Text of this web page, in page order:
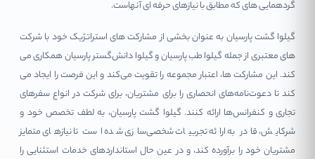
گردهمایی های که مطابق با نیازهای حرفه ای آنهاست.
گیلوا گشت پارسیان به عنوان بخشی از مشارکت های استراتژیک خود با شرکت
های معتبری از جمله گیلوا طب پارسیان و گیلوا دانش‌گستر پارسیان همکاری می
کند. این مشارکت‌ ها، اعتبار مجموعه را تقویت می‌کند و این فرصت را ایجاد می
کند تا دعوت‌نامه‌های انحصاری را برای مشتریان، برای شرکت در انواع سفرهای
تجاری و کنفرانس‌ها ارائه کنند. گیلوا گشت پارسیان، به لطف تخصص خود و
شرکایش، قادر به ارائه تجربیات شخصی‌سازی شده است تا نیازهای متمایز
مشتریان خود را برآورده کند، و در عین حال استانداردهای خدمات استثنایی را